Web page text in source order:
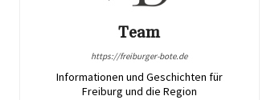
Team
https://freiburger-bote.de
Informationen und Geschichten für
Freiburg und die Region